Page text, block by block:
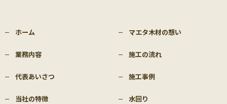
ホーム マエタ木材の想い
業務内容 施工の流れ
代表あいさつ 施工事例
当社の特徴 水回り